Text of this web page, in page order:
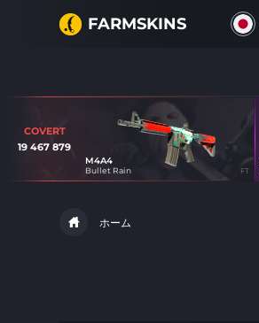
FARMSKINS
COVERT
19 467 879
M4A4
Bullet Rain FT
ホーム